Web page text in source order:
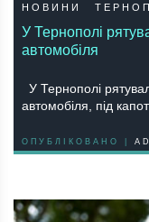
НОВИНИ
У Тернополі
автомобіля
У Тернополі
автомобіля, під
ОПУБЛІКОВАНО |